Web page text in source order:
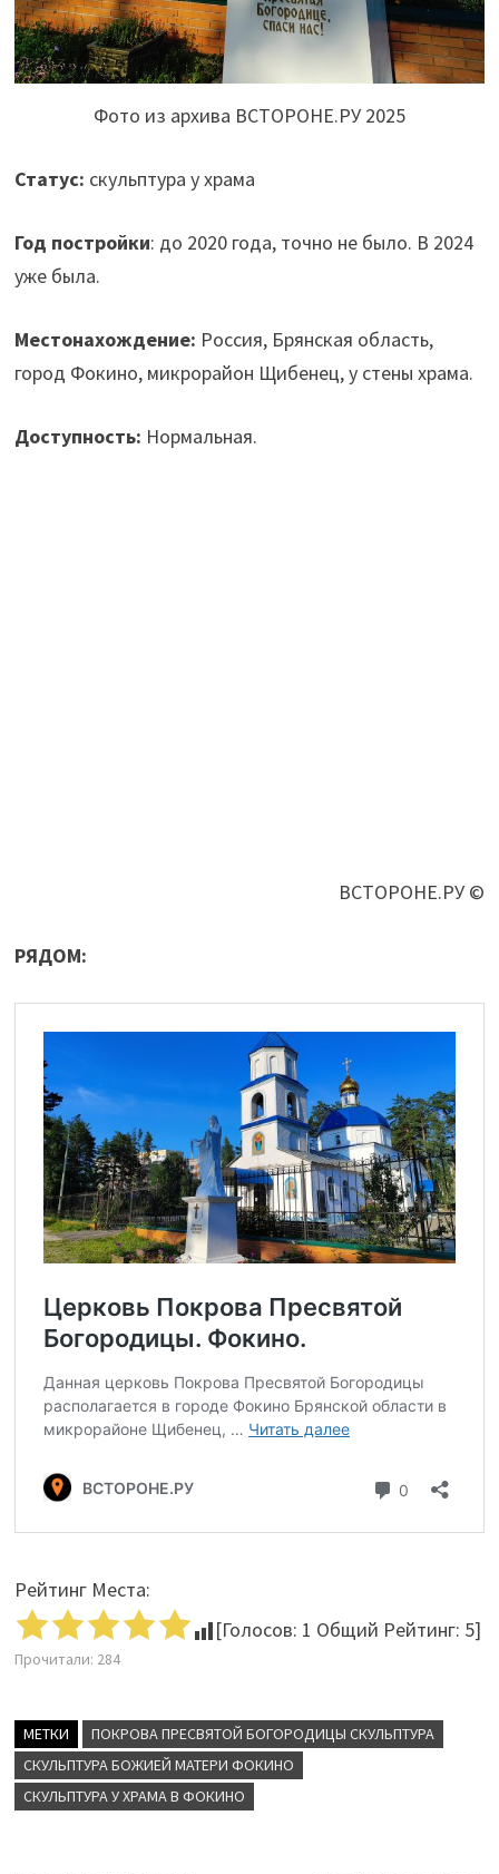
Фото из архива ВСТОРОНЕ.РУ 2025
Статус: скульптура у храма
Год постройки: до 2020 года, точно не было. В 2024
уже была.
Местонахождение: Россия, Брянская область,
город Фокино, микрорайон Щибенец, у стены храма.
Доступность: Нормальная.
ВСТОРОНЕ.РУ ©
РЯДОМ:
Рейтинг Места:
[Голосов: 1 Общий Рейтинг: 5]
Прочитали: 284
МЕТКИ
ПОКРОВА ПРЕСВЯТОЙ БОГОРОДИЦЫ СКУЛЬПТУРА
СКУЛЬПТУРА БОЖИЕЙ МАТЕРИ ФОКИНО
СКУЛЬПТУРА У ХРАМА В ФОКИНО